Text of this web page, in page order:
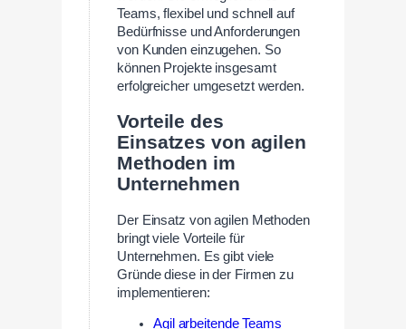
Teams, flexibel und schnell auf
Bedürfnisse und Anforderungen
von Kunden einzugehen. So
können Projekte insgesamt
erfolgreicher umgesetzt werden.
Vorteile des
Einsatzes von agilen
Methoden im
Unternehmen
Der Einsatz von agilen Methoden
bringt viele Vorteile für
Unternehmen. Es gibt viele
Gründe diese in der Firmen zu
implementieren:
Agil arbeitende Teams